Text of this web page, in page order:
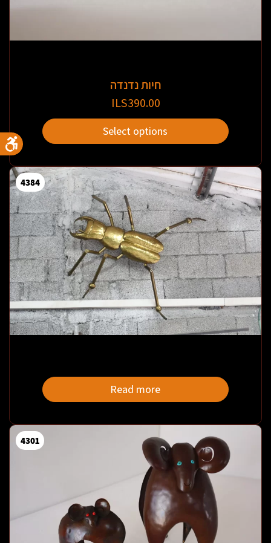
חיות נדנדה
ILS390.00
Select options
4384
Read more
4301